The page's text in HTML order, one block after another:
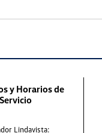
y Horarios de
Servicio
Lindavista: